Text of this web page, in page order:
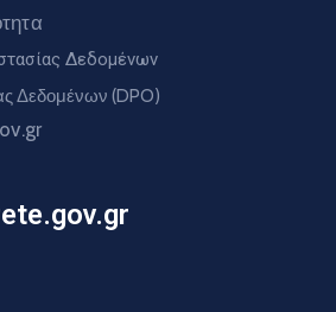
Δεδομένων
Δεδομένων (DPO)